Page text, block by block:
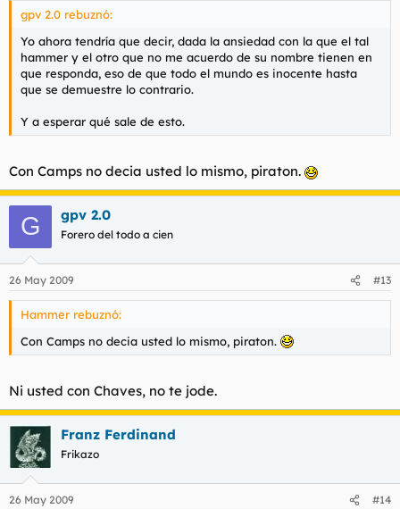
gpv 2.0 rebuznó:
Yo ahora tendría que decir, dada la ansiedad con la que el tal
hammer y el otro que no me acuerdo de su nombre tienen en
que responda, eso de que todo el mundo es inocente hasta
que se demuestre lo contrario.
Y a esperar qué sale de esto.
Con Camps no decia usted lo mismo, piraton.
G gpv 2.0
Forero del todo a cien
26 May 2009 #13
Hammer rebuznó:
Con Camps no decia usted lo mismo, piraton.
Ni usted con Chaves, no te jode.
Franz Ferdinand
Frikazo
26 May 2009 #14